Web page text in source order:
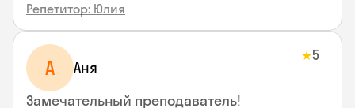
Репетитор: Юлия
А Аня
★5
Замечательный преподаватель!